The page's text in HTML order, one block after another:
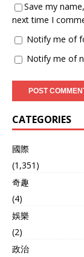
Save my
next time I
Notify me of
Notify me of
CATEGORIES
國際
(1,351)
奇趣
(4)
娛樂
(2)
政治